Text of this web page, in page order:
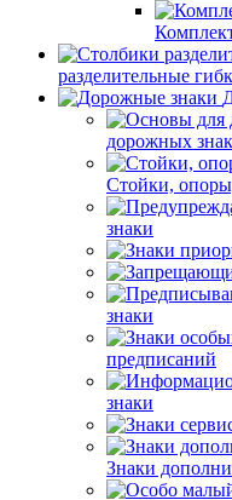
разделительные
дорожных
Стойки,
знаки
знаки
предписаний
знаки
Знаки